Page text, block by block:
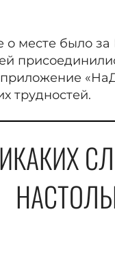
месте было за
трудностей.